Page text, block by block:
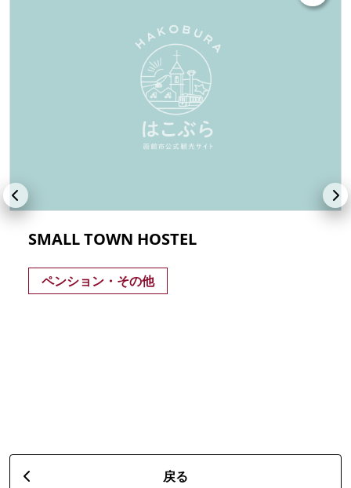
SMALL TOWN HOSTEL
ペンション・その他
戻る